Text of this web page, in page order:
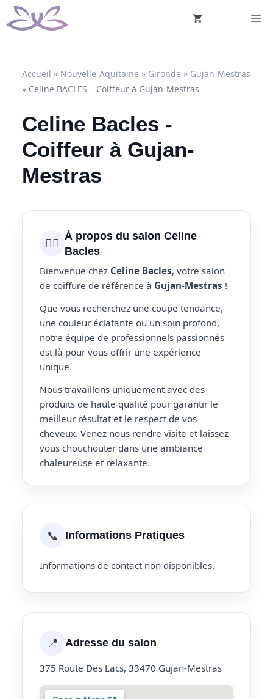
Aller
au
Accueil » Nouvelle-Aquitaine » Gironde » Gujan-Mestras
» Celine BACLES – Coiffeur à Gujan-Mestras
Celine Bacles -
Coiffeur à Gujan-
Mestras
💇‍♀️ À propos du salon Celine
Bacles
Bienvenue chez Celine Bacles, votre salon
de coiffure de référence à Gujan-Mestras !
Que vous recherchez une coupe tendance,
une couleur éclatante ou un soin profond,
notre équipe de professionnels passionnés
est là pour vous offrir une expérience
unique.
Nous travaillons uniquement avec des
produits de haute qualité pour garantir le
meilleur résultat et le respect de vos
cheveux. Venez nous rendre visite et laissez-
vous chouchouter dans une ambiance
chaleureuse et relaxante.
📞 Informations Pratiques
Informations de contact non disponibles.
📍 Adresse du salon
375 Route Des Lacs, 33470 Gujan-Mestras